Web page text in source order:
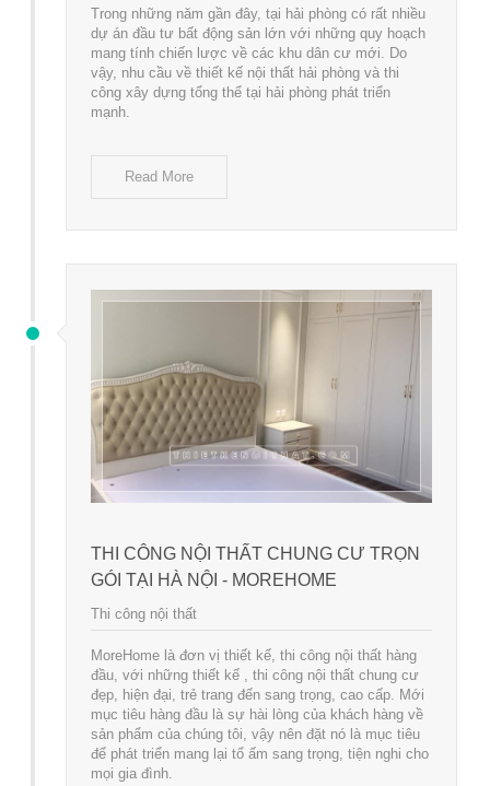
Trong những năm gần đây, tại hải phòng có rất nhiều
dự án đầu tư bất động sản lớn với những quy hoạch
mang tính chiến lược về các khu dân cư mới. Do
vậy, nhu cầu về thiết kế nội thất hải phòng và thi
công xây dựng tổng thể tại hải phòng phát triển
mạnh.
Read More
THI CÔNG NỘI THẤT CHUNG CƯ TRỌN
GÓI TẠI HÀ NỘI - MOREHOME
Thi công nội thất
MoreHome là đơn vị thiết kế, thi công nội thất hàng
đầu, với những thiết kế , thi công nội thất chung cư
đẹp, hiện đại, trẻ trang đến sang trọng, cao cấp. Mới
mục tiêu hàng đầu là sự hài lòng của khách hàng về
sản phẩm của chúng tôi, vậy nên đặt nó là mục tiêu
để phát triển mang lại tổ ấm sang trọng, tiện nghi cho
mọi gia đình.